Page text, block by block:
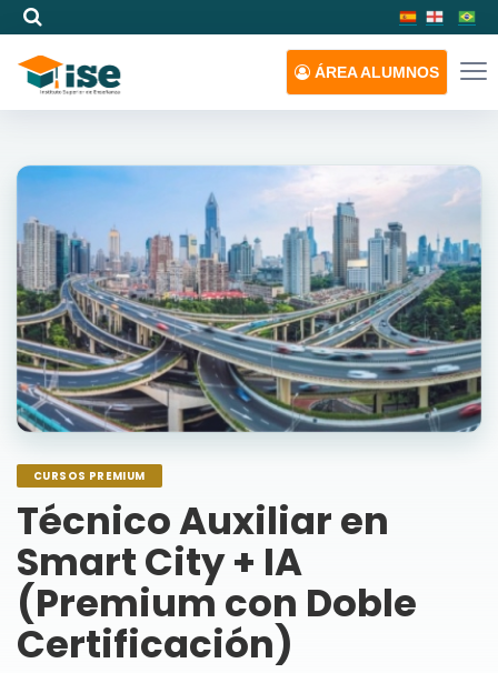
ÁREAALUMNOS
CURSOS PREMIUM
Técnico Auxiliar en
Smart City + IA
(Premium con Doble
Certificación)